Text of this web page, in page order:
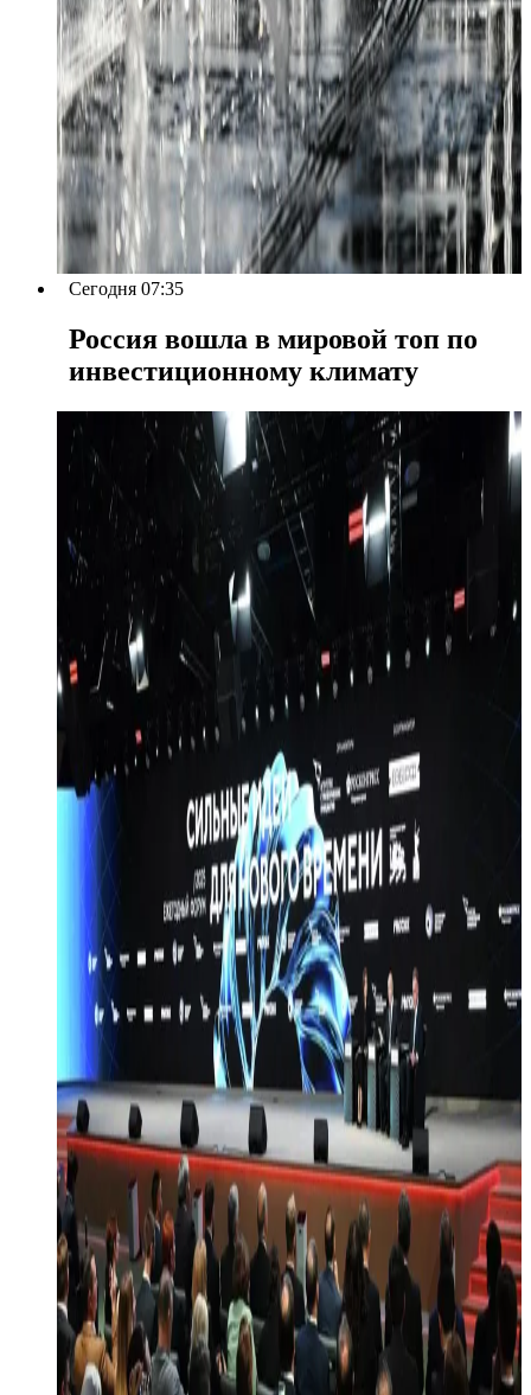
Сегодня 07:35
Россия вошла в мировой топ по
инвестиционному климату